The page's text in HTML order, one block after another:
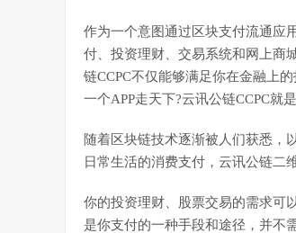
作为一个意图通过区块支付流通应
付、投资理财、交易系统和网上商
链CCPC不仅能够满足你在金融上
一个APP走天下?云讯公链CCPC就
随着区块链技术逐渐被人们获悉，
日常生活的消费支付，云讯公链二
你的投资理财、股票交易的需求可
是你支付的一种手段和途径，并不